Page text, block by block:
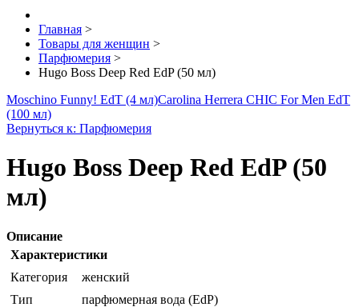
Главная >
Товары для женщин >
Парфюмерия >
Hugo Boss Deep Red EdP (50 мл)
Moschino Funny! EdT (4 мл)Carolina Herrera CHIC For Men EdT
(100 мл)
Вернуться к: Парфюмерия
Hugo Boss Deep Red EdP (50
мл)
Описание
Характеристики
Категория
женский
Тип
парфюмерная вода (EdP)